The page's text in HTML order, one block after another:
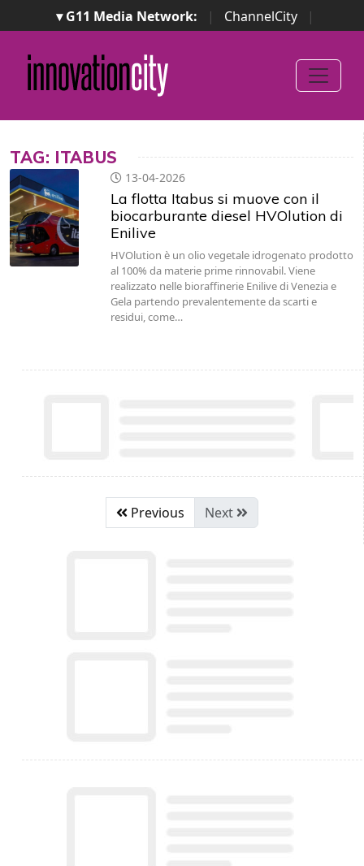
▾ G11 Media Network: | ChannelCity
|
ImpresaCity | SecurityOpenLab | Italian Channel
Awards
Italian Project Awards
Italian Security
Awards
TAG: ITABUS
13-04-2026
La flotta Itabus si muove con il
biocarburante diesel HVOlution di
Enilive
HVOlution è un olio vegetale idrogenato prodotto
al 100% da materie prime rinnovabil. Viene
realizzato nelle bioraffinerie Enilive di Venezia e
Gela partendo prevalentemente da scarti e
residui, come…
Previous Next